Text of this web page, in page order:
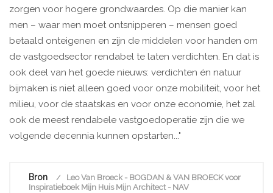
zorgen voor hogere grondwaardes. Op die manier kan
men – waar men moet ontsnipperen – mensen goed
betaald onteigenen en zijn de middelen voor handen om
de vastgoedsector rendabel te laten verdichten. En dat is
ook deel van het goede nieuws: verdichten én natuur
bijmaken is niet alleen goed voor onze mobiliteit, voor het
milieu, voor de staatskas en voor onze economie, het zal
ook de meest rendabele vastgoedoperatie zijn die we
volgende decennia kunnen opstarten..."
Bron
Leo Van Broeck - BOGDAN & VAN BROECK voor
Inspiratieboek Mijn Huis Mijn Architect - NAV